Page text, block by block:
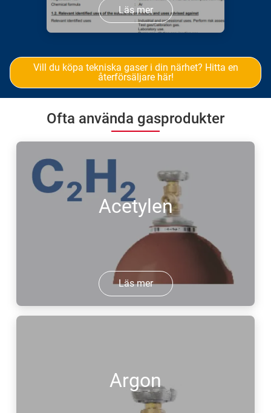
Läs mer
Vill du köpa tekniska gaser i din närhet? Hitta en
återförsäljare här!
Ofta använda gasprodukter
Acetylen
Läs mer
Argon